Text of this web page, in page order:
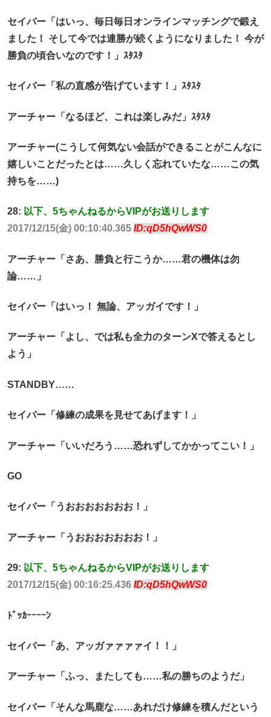
セイバー「はいっ、毎日毎日オンラインマッチングで鍛え
ました！ そして今では連勝が続くようになりました！ 今が
勝負の頃合いなのです！」ｽﾀｽﾀ
セイバー「私の直感が告げています！」ｽﾀｽﾀ
アーチャー「なるほど、これは楽しみだ」ｽﾀｽﾀ
アーチャー(こうして何気ない会話ができることがこんなに
嬉しいことだったとは……久しく忘れていたな……この気
持ちを……)
28: 以下、5ちゃんねるからVIPがお送りします
2017/12/15(金) 00:10:40.365 ID:qD5hQwWS0
アーチャー「さあ、勝負と行こうか……君の機体は勿
論……」
セイバー「はいっ！ 無論、アッガイです！」
アーチャー「よし、では私も全力のターンXで答えるとし
よう」
STANDBY……
セイバー「修練の成果を見せてあげます！」
アーチャー「いいだろう……恐れずしてかかってこい！」
GO
セイバー「うおおおおおおお！」
アーチャー「うおおおおおおお！」
29: 以下、5ちゃんねるからVIPがお送りします
2017/12/15(金) 00:16:25.436 ID:qD5hQwWS0
ﾄﾞｯｶｰｰｰｰﾝ
セイバー「あ、アッガァァァァイ！！」
アーチャー「ふっ、またしても……私の勝ちのようだ」
セイバー「そんな馬鹿な……あれだけ修練を積んだという